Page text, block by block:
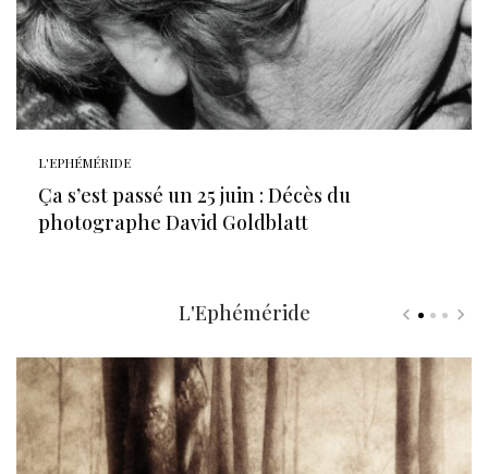
L'EPHÉMÉRIDE
Ça s’est passé un 25 juin : Décès du
photographe David Goldblatt
L'Ephéméride